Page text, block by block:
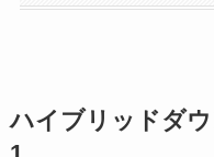
ハイブリッドダ